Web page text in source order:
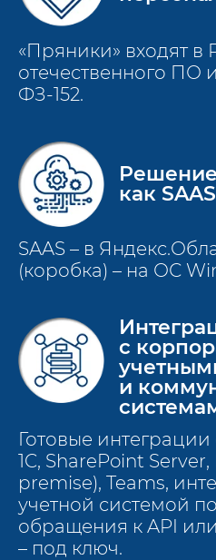
«Пряники» входят в
отечественного ПО
ФЗ-152.
Решение
как
SAAS – в
(коробка) – на ОС
с
и
Готовые
1C, SharePoint
premise), Teams,
учетной системой
обращения к API
– под ключ.